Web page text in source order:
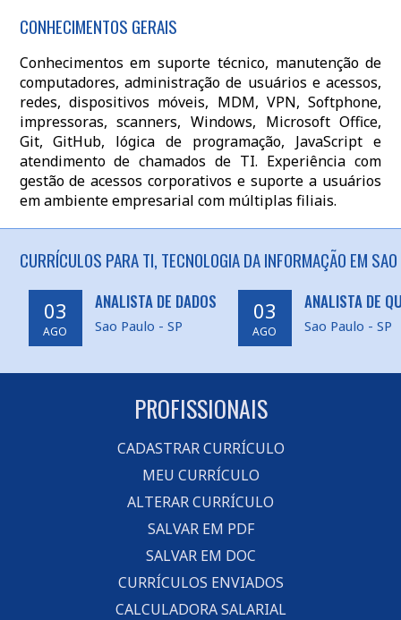
CONHECIMENTOS GERAIS
Conhecimentos em suporte técnico, manutenção de
computadores, administração de usuários e acessos,
redes, dispositivos móveis, MDM, VPN, Softphone,
impressoras, scanners, Windows, Microsoft Office,
Git, GitHub, lógica de programação, JavaScript e
atendimento de chamados de TI. Experiência com
gestão de acessos corporativos e suporte a usuários
em ambiente empresarial com múltiplas filiais.
CURRÍCULOS PARA TI, TECNOLOGIA DA INFORMAÇÃO EM
03
AGO
ANALISTA DE DADOS
Sao Paulo - SP
03
AGO
ANALISTA DE
Sao Paulo - SP
PROFISSIONAIS
CADASTRAR CURRÍCULO
MEU CURRÍCULO
ALTERAR CURRÍCULO
SALVAR EM PDF
SALVAR EM DOC
CURRÍCULOS ENVIADOS
CALCULADORA SALARIAL